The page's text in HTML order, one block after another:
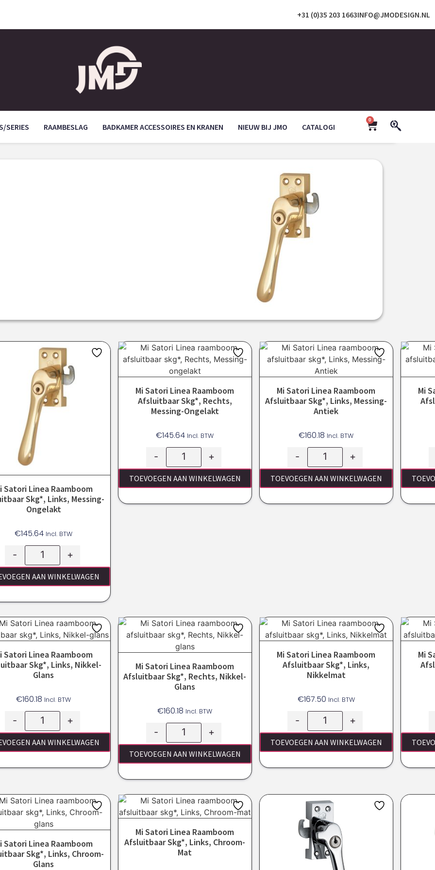
INFO@JMODESIGN.NL
+31 (0)35 203 1663
SERIES RAAMBESLAG BADKAMER ACCESSOIRES EN KRANEN NIEUW BIJ JMO CATALOGI
0
Satori Linea Raamboom
Skg*, Links, Messing-
Ongelakt
€145.64 Incl. BTW
- +
AAN WINKELWAGEN
Mi Satori Linea Raamboom
Afsluitbaar Skg*, Rechts,
Messing-Ongelakt
€145.64 Incl. BTW
- +
TOEVOEGEN AAN WINKELWAGEN
Mi Satori Linea Raamboom
Afsluitbaar Skg*, Links, Messing-
Antiek
€160.18 Incl. BTW
- +
TOEVOEGEN AAN WINKELWAGEN
Mi
Satori Linea Raamboom
Skg*, Links, Nikkel-
Glans
€160.18 Incl. BTW
- +
AAN WINKELWAGEN
Mi Satori Linea Raamboom
Afsluitbaar Skg*, Rechts, Nikkel-
Glans
€160.18 Incl. BTW
- +
TOEVOEGEN AAN WINKELWAGEN
Mi Satori Linea Raamboom
Afsluitbaar Skg*, Links,
Nikkelmat
€167.50 Incl. BTW
- +
TOEVOEGEN AAN WINKELWAGEN
Mi
Satori Linea Raamboom
Skg*, Links, Chroom-
Glans
Mi Satori Linea Raamboom
Afsluitbaar Skg*, Links, Chroom-
Mat